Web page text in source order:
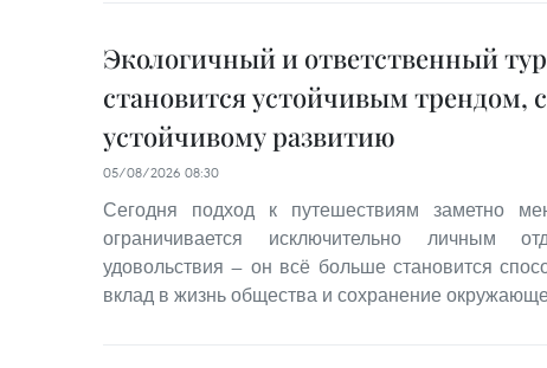
Экологичный и ответственный
становится устойчивым трендом,
устойчивому развитию
05/08/2026 08:30
Сегодня подход к путешествиям заметно
ограничивается исключительно личным
удовольствия — он всё больше становится
вклад в жизнь общества и сохранение